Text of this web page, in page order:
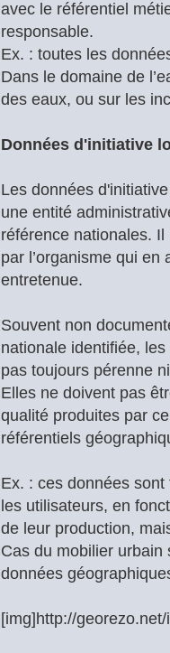
avec le référentiel
responsable.
Ex. : toutes les
Dans le domaine de
des eaux, ou sur les
Données d'initiative
Les données
une entité
référence nationales. Il
par l’organisme qui en
entretenue.
Souvent non
nationale identifiée,
pas toujours pérenne
Elles ne doivent pas
qualité produites par
référentiels
Ex. : ces données
les utilisateurs, en
de leur production,
Cas du mobilier urbain
données
[img]http://